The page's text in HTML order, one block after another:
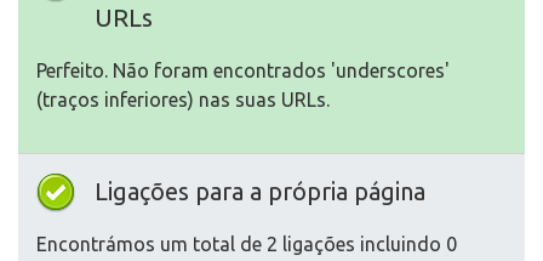
URLs
Perfeito. Não foram encontrados 'underscores'
(traços inferiores) nas suas URLs.
Ligações para a própria página
Encontrámos um total de 2 ligações incluindo 0